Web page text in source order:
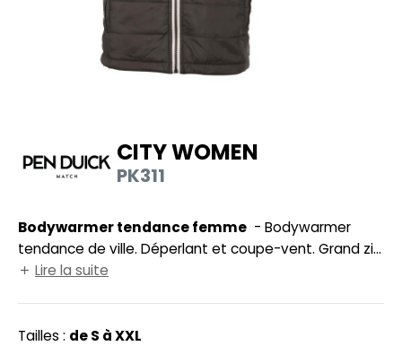
MODULABLES
CITY WOMEN
PK311
Bodywarmer tendance femme
tendance de ville. Déperlant et coupe-vent. Grand zip
avec une poche intérieure gauche Velcro® pour
de serrage à la taille. Ourlets aux emmanchures.
Lire la suite
Tailles : de S à XXL